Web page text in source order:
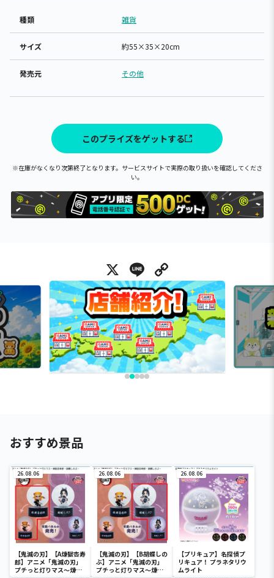
種類 雑貨
サイズ 約55×35×20cm
発売元 その他
このプライズをゲットする
※在庫がなくなり次第終了となります。サービスサイトで実際の取り扱いを確認してくださ
い。
X Line
おすすめ景品
26.08.06
【鬼滅の刃】【A煉獄杏寿
郎】アニメ「鬼滅の刃」
プチっと灯りマス～煉獄
26.08.06
【鬼滅の刃】【B胡蝶しの
ぶ】アニメ「鬼滅の刃」
プチっと灯りマス～煉獄
26.08.06
【プリキュア】名探偵プ
リキュア！ プラネタリウ
ムライト